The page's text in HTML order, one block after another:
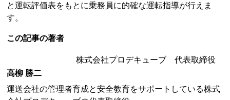
と運転評価表をもとに乗務員に的確な運転指導が行えま
す。
この記事の著者
株式会社プロデキューブ 代表取締役
高柳 勝二
運送会社の管理者育成と安全教育をサポートしている株式